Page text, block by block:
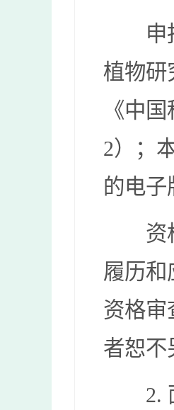
申
植物研
《中
2）；
的电子
资
履历和
资格审
者恕不
2.